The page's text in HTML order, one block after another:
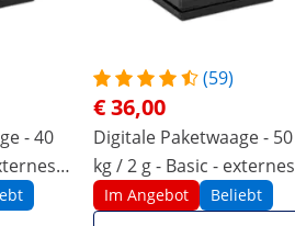
- 40
(59)
€ 36,00
Digitale Paketwaage - 50
kg / 2 g - Basic - externes
LCD
Im Angebot Beliebt